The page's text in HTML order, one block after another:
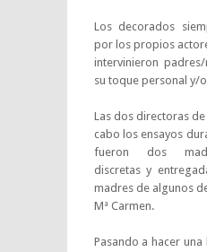
Los decorados
por los propios
intervinieron
su toque personal y/
Las dos directoras
cabo los ensayos
fueron dos
discretas y
madres de algunos
Mª Carmen.
Pasando a hacer